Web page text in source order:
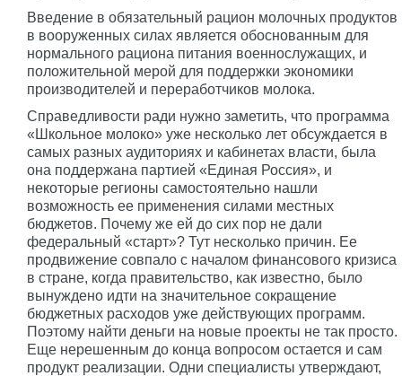
Введение в обязательный рацион молочных продуктов
в вооруженных силах является обоснованным для
нормального рациона питания военнослужащих, и
положительной мерой для поддержки экономики
производителей и переработчиков молока.
Справедливости ради нужно заметить, что программа
«Школьное молоко» уже несколько лет обсуждается в
самых разных аудиториях и кабинетах власти, была
она поддержана партией «Единая Россия», и
некоторые регионы самостоятельно нашли
возможность ее применения силами местных
бюджетов. Почему же ей до сих пор не дали
федеральный «старт»? Тут несколько причин. Ее
продвижение совпало с началом финансового кризиса
в стране, когда правительство, как известно, было
вынуждено идти на значительное сокращение
бюджетных расходов уже действующих программ.
Поэтому найти деньги на новые проекты не так просто.
Еще нерешенным до конца вопросом остается и сам
продукт реализации. Одни специалисты утверждают,